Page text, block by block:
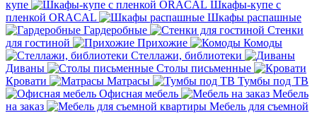
купе
Шкафы-купе с
пленкой ORACAL
Шкафы распашные
Гардеробные
Стенки
для гостиной
Прихожие
Комоды
Стеллажи, библиотеки
Диваны
Столы письменные
Кровати
Матрасы
Тумбы под ТВ
Офисная мебель
Мебель
на заказ
Мебель для съемной